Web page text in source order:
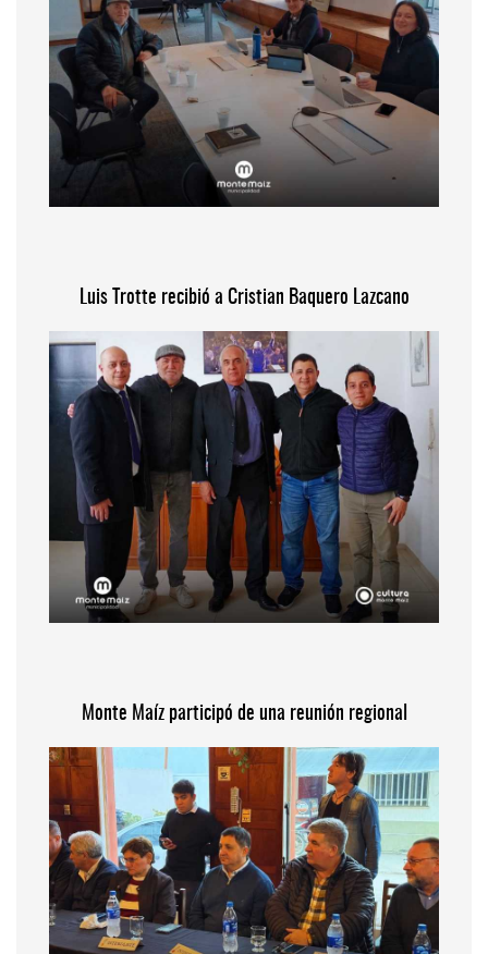
Luis Trotte recibió a Cristian Baquero Lazcano
Monte Maíz participó de una reunión regional